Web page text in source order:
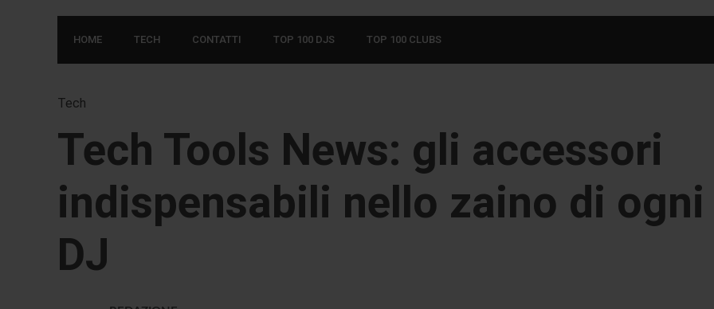
HOME TECH CONTATTI TOP 100 DJS TOP 100 CLUBS
Tech
Tech Tools News: gli accessori
indispensabili nello zaino di ogni
DJ